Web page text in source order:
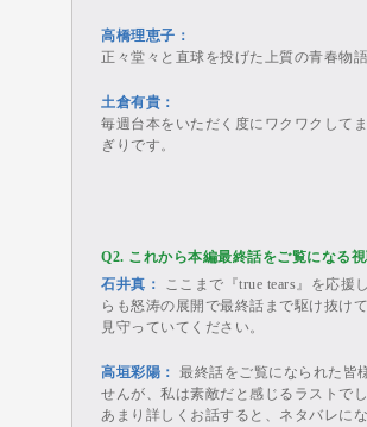
高橋理恵子：
正々堂々と直球を投げた上質の青春物
土倉有貴：
毎週台本をいただく度にワクワクして
ぎりです。
Q2. これから本編最終話をご覧になる
石井真：
ここまで『true tears』を応
らも怒涛の展開で最終話まで駆け抜け
見守っていてください。
高垣彩陽： 最終話をご覧になられた皆
せんが、私は素敵だと感じるラストで
あまり詳しくお話すると、ネタバレに